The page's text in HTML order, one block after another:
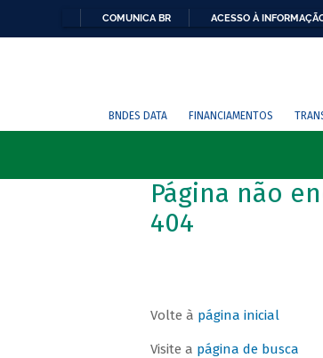
COMUNICA BR ACESSO À
BNDES DATA FINANCIAMENTOS
Página não
404
Volte à página inicial
Visite a página de busca